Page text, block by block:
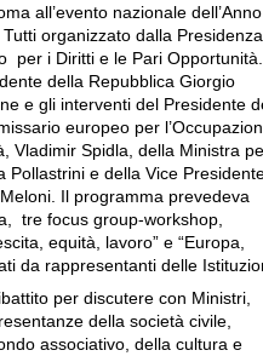
all’evento nazionale dell’Anno
organizzato dalla Presidenza
per i Diritti e le Pari Opportunità.
della Repubblica Giorgio
e gli interventi del Presidente
europeo per
Vladimir Spidla, della Ministra
Pollastrini e della Vice
Il programma prevedeva
tre focus group-workshop,
equità, lavoro” e “Europa,
da rappresentanti delle
per discutere con Ministri,
della società civile,
associativo, della cultura e